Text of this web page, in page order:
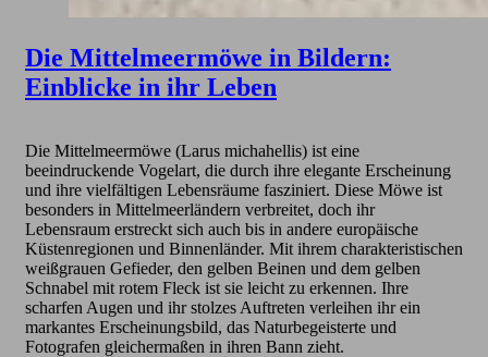
Die Mittelmeermöwe in Bildern:
Einblicke in ihr Leben
Die Mittelmeermöwe (Larus michahellis) ist eine
beeindruckende Vogelart, die durch ihre elegante Erscheinung
und ihre vielfältigen Lebensräume fasziniert. Diese Möwe ist
besonders in Mittelmeerländern verbreitet, doch ihr
Lebensraum erstreckt sich auch bis in andere europäische
Küstenregionen und Binnenländer. Mit ihrem charakteristischen
weißgrauen Gefieder, den gelben Beinen und dem gelben
Schnabel mit rotem Fleck ist sie leicht zu erkennen. Ihre
scharfen Augen und ihr stolzes Auftreten verleihen ihr ein
markantes Erscheinungsbild, das Naturbegeisterte und
Fotografen gleichermaßen in ihren Bann zieht.